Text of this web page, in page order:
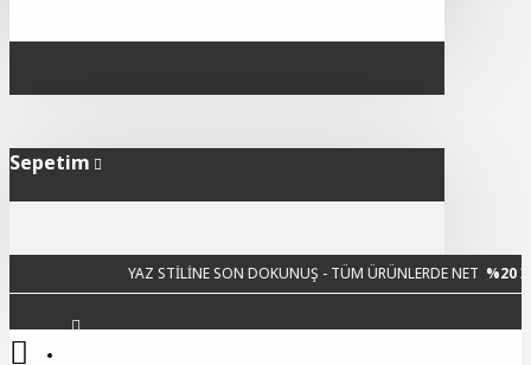
Sepetim
YAZ STİLİNE SON DOKUNUŞ - TÜM ÜRÜNLERDE NET%20